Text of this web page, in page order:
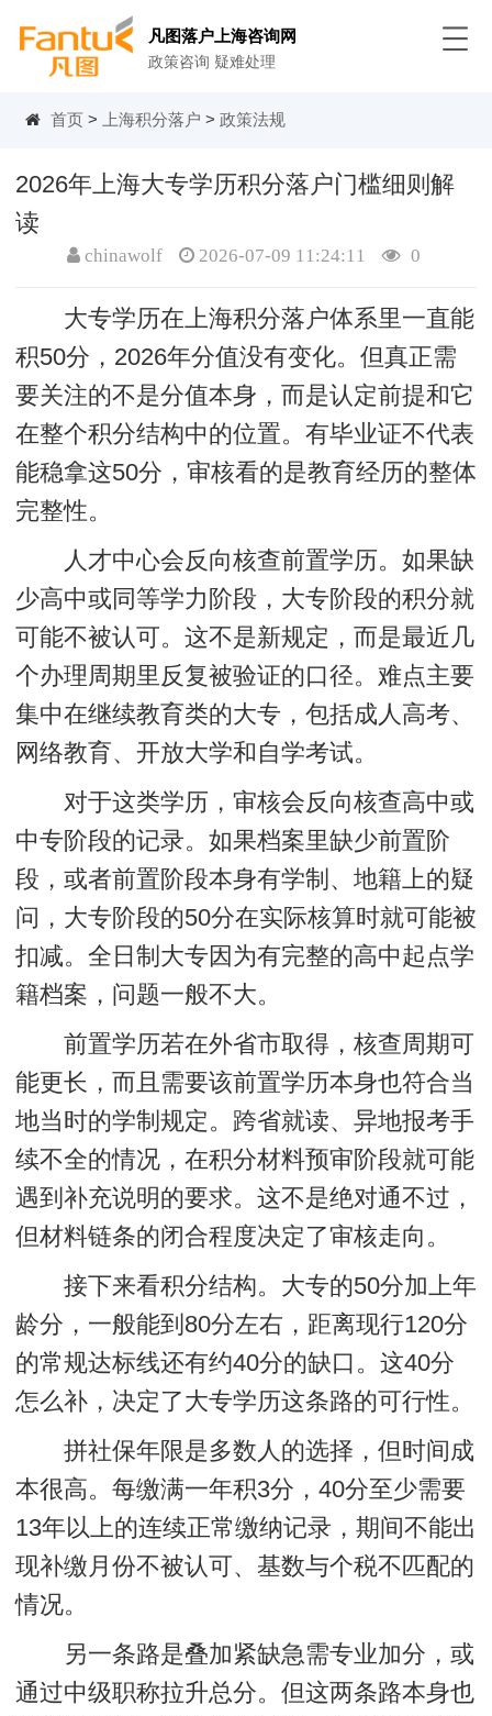
凡图落户上海咨询网
政策咨询 疑难处理
首页 > 上海积分落户 >政策法规
2026年上海大专学历积分落户门槛细则解
读
chinawolf 2026-07-09 11:24:11 0
大专学历在上海积分落户体系里一直能
积50分，2026年分值没有变化。但真正需
要关注的不是分值本身，而是认定前提和它
在整个积分结构中的位置。有毕业证不代表
能稳拿这50分，审核看的是教育经历的整体
完整性。
人才中心会反向核查前置学历。如果缺
少高中或同等学力阶段，大专阶段的积分就
可能不被认可。这不是新规定，而是最近几
个办理周期里反复被验证的口径。难点主要
集中在继续教育类的大专，包括成人高考、
网络教育、开放大学和自学考试。
对于这类学历， 审核会反向核查高中或
中专阶段的记录。如果档案里缺少前置阶
段，或者前置阶段本身有学制、地籍上的疑
问，大专阶段的50分在实际核算时就可能被
扣减。全日制大专因为有完整的高中起点学
籍档案，问题一般不大。
前置学历若在外省市取得，核查周期可
能更长，而且需要该前置学历本身也符合当
地当时的学制规定。跨省就读、异地报考手
续不全的情况，在积分材料预审阶段就可能
遇到补充说明的要求。这不是绝对通不过，
但材料链条的闭合程度决定了审核走向。
接下来看积分结构。大专的50分加上年
龄分，一般能到80分左右，距离现行120分
的常规达标线还有约40分的缺口。这40分
怎么补，决定了大专学历这条路的可行性。
拼社保年限是多数人的选择，但时间成
本很高。每缴满一年积3分，40分至少需要
13年以上的连续正常缴纳记录，期间不能出
现补缴月份不被认可、基数与个税不匹配的
情况。
另一条路是叠加紧缺急需专业加分，或
通过中级职称拉升总分。但这两条路本身也